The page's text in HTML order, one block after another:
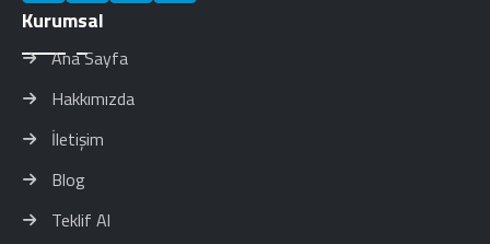
Kurumsal
Ana Sayfa
Hakkımızda
İletişim
Blog
Teklif Al